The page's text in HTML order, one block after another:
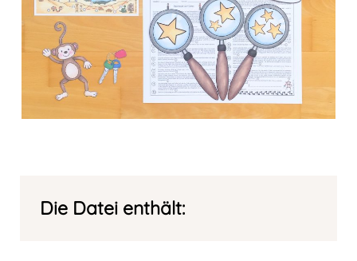
Die Datei enthält: